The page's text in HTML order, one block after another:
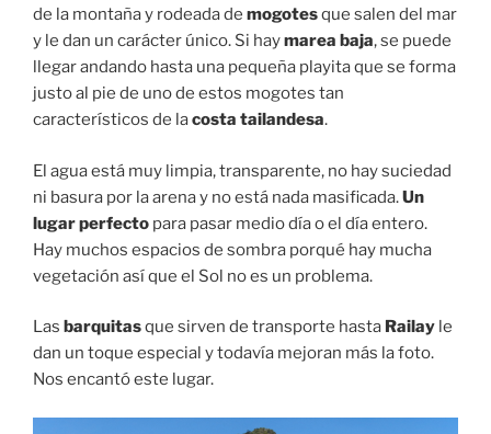
de la montaña y rodeada de mogotesque salen del mar
y le dan un carácter único. Si haymarea baja, se puede
llegar andando hasta una pequeña playita que se forma
justo al pie de uno de estos mogotes tan
característicos de lacosta tailandesa.
El agua está muy limpia, transparente, no hay suciedad
ni basura por la arena y no está nada masificada.Un
lugar perfecto para pasar medio día o el día entero.
Hay muchos espacios de sombra porqué hay mucha
vegetación así que el Sol no es un problema.
Las barquitasque sirven de transporte hasta Railay le
dan un toque especial y todavía mejoran más la foto.
Nos encantó este lugar.